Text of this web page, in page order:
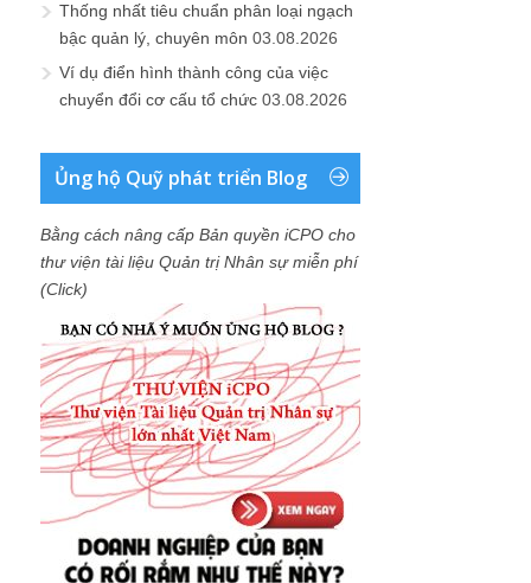
Thống nhất tiêu chuẩn phân loại ngạch
bậc quản lý, chuyên môn 03.08.2026
Ví dụ điển hình thành công của việc
chuyển đổi cơ cấu tổ chức 03.08.2026
Ủng hộ Quỹ phát triển Blog
Bằng cách nâng cấp Bản quyền iCPO cho
thư viện tài liệu Quản trị Nhân sự miễn phí
(Click)